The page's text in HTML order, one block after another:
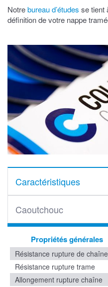
Notrebureau d’études se tient
définition de votre nappe
Caractéristiques
Caoutchouc
Propriétés générales
Résistance rupture de chaîne
Résistance rupture trame
Allongement rupture chaîne